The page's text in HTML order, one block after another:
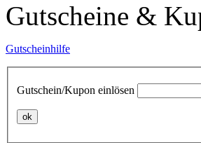
Gutscheine &
Gutscheinhilfe
Gutschein/Kupon einlösen
ok